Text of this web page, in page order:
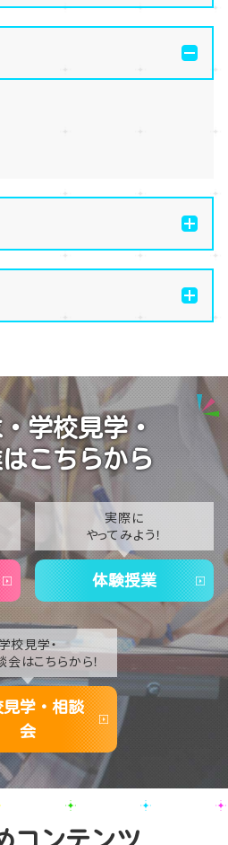
級感のあるマンゴータルト作り
宝物✨「光るハーバリウム」作り
自習室編」✨
たオープンスクール😊在校生の
な1日に🌷
間のお知らせ🍉
学校見学・
こちらから
実際に
やってみよう！
体験授業
校見学・
はこちらから！
見学・相談
会
コンテンツ